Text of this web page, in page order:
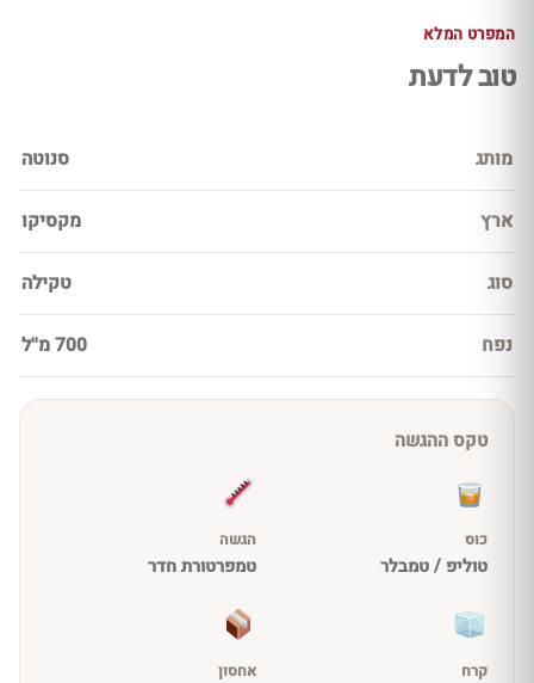
המפרט המלא
טוב לדעת
מותג סנוטה
ארץ מקסיקו
סוג טקילה
נפח 700 מ''ל
טקס ההגשה
כוס
טוליפ / טמבלר
הגשה
טמפרטורת חדר
קרח אחסון